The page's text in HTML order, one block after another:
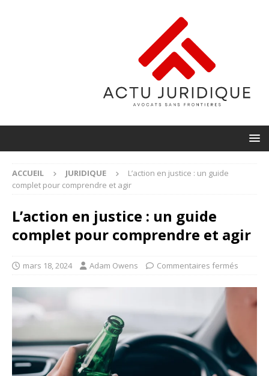
ACCUEIL JURIDIQUE
L’action en justice : un guide
complet pour comprendre et agir
L’action en justice : un guide
complet pour comprendre et agir
mars 18, 2024 Adam Owens Commentaires fermés